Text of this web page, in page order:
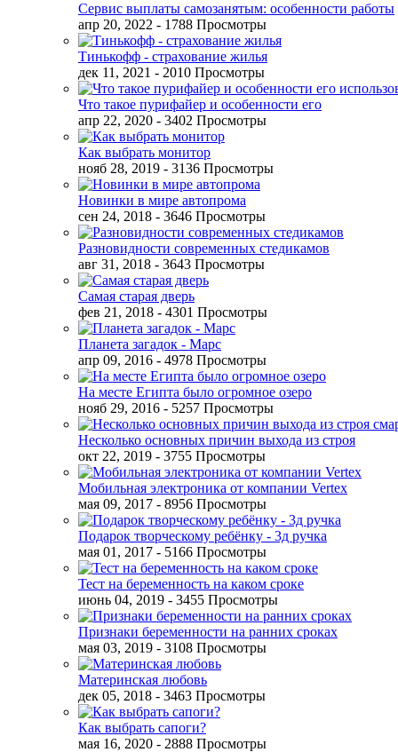
Сервис выплаты самозанятым: особенности работы
апр 20, 2022 - 1788 Просмотры
Тинькофф - страхование жилья
дек 11, 2021 - 2010 Просмотры
Что такое пурифайер и особенности его
апр 22, 2020 - 3402 Просмотры
Как выбрать монитор
нояб 28, 2019 - 3136 Просмотры
Новинки в мире автопрома
сен 24, 2018 - 3646 Просмотры
Разновидности современных стедикамов
авг 31, 2018 - 3643 Просмотры
Самая старая дверь
фев 21, 2018 - 4301 Просмотры
Планета загадок - Марс
апр 09, 2016 - 4978 Просмотры
На месте Египта было огромное озеро
нояб 29, 2016 - 5257 Просмотры
Несколько основных причин выхода из строя
окт 22, 2019 - 3755 Просмотры
Мобильная электроника от компании Vertex
мая 09, 2017 - 8956 Просмотры
Подарок творческому ребёнку - 3д ручка
мая 01, 2017 - 5166 Просмотры
Тест на беременность на каком сроке
июнь 04, 2019 - 3455 Просмотры
Признаки беременности на ранних сроках
мая 03, 2019 - 3108 Просмотры
Материнская любовь
дек 05, 2018 - 3463 Просмотры
Как выбрать сапоги?
мая 16, 2020 - 2888 Просмотры